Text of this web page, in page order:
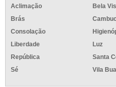
Aclimação Bela
Brás
Consolação
Liberdade
Luz
República
Santa
Sé
Vila